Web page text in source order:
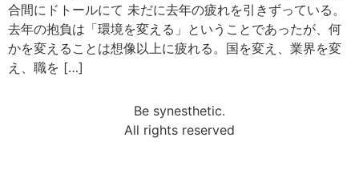
合間にドトールにて 未だに去年の疲れを引きずっている。
去年の抱負は「環境を変える」ということであったが、何
かを変えることは想像以上に疲れる。国を変え、業界を変
え、職を […]
Be synesthetic.
All rights reserved